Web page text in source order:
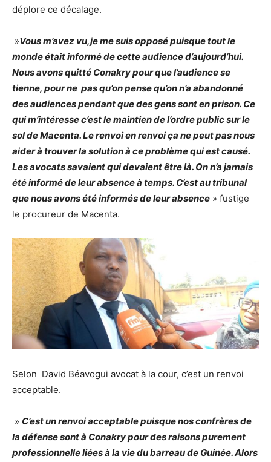
déplore ce décalage.
»Vous m’avez vu,je me suis opposé puisque tout le
monde était informé de cette audience d’aujourd’hui.
Nous avons quitté Conakry pour que l’audience se
tienne, pour ne pas qu’on pense qu’on n’a abandonné
des audiences pendant que des gens sont en prison. Ce
qui m’intéresse c’est le maintien de l’ordre public sur le
sol de Macenta. Le renvoi en renvoi ça ne peut pas nous
aider à trouver la solution à ce problème qui est causé.
Les avocats savaient qui devaient être là. On n’a jamais
été informé de leur absence à temps. C’est au tribunal
que nous avons été informés de leur absence » fustige
le procureur de Macenta.
Selon David Béavogui avocat à la cour, c’est un renvoi
acceptable.
» C’est un renvoi acceptable puisque nos confrères de
la défense sont à Conakry pour des raisons purement
professionnelle liées à la vie du barreau de Guinée. Alors